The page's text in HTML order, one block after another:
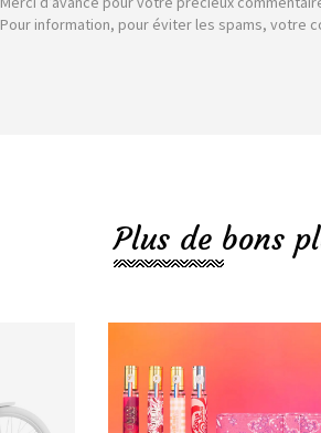
Pour information, pour éviter les spams, votre
Plus de bons